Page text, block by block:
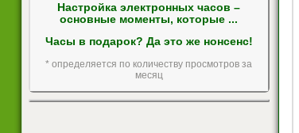
Настройка электронных часов –
основные моменты, которые ...
Часы в подарок? Да это же нонсенс!
* определяется по количеству просмотров за
месяц